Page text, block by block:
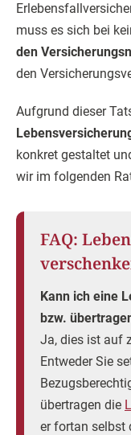
muss es sich bei
den
den
Aufgrund dieser
konkret gestaltet
wir im folgenden
FAQ:
Kann ich eine
bzw.
Ja, dies ist auf
Entweder Sie
übertragen die
er fortan selbst